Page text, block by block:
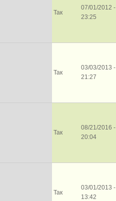
Так
07/01/2012 -
23:25
Так
03/03/2013 -
21:27
Так
08/21/2016 -
20:04
Так
03/01/2013 -
13:42